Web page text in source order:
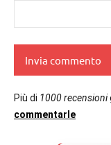
Più di 1000 recensioni
commentarle